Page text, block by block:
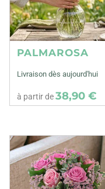
PALMAROSA
Livraison dès aujourd'hui
à partir de38,90 €